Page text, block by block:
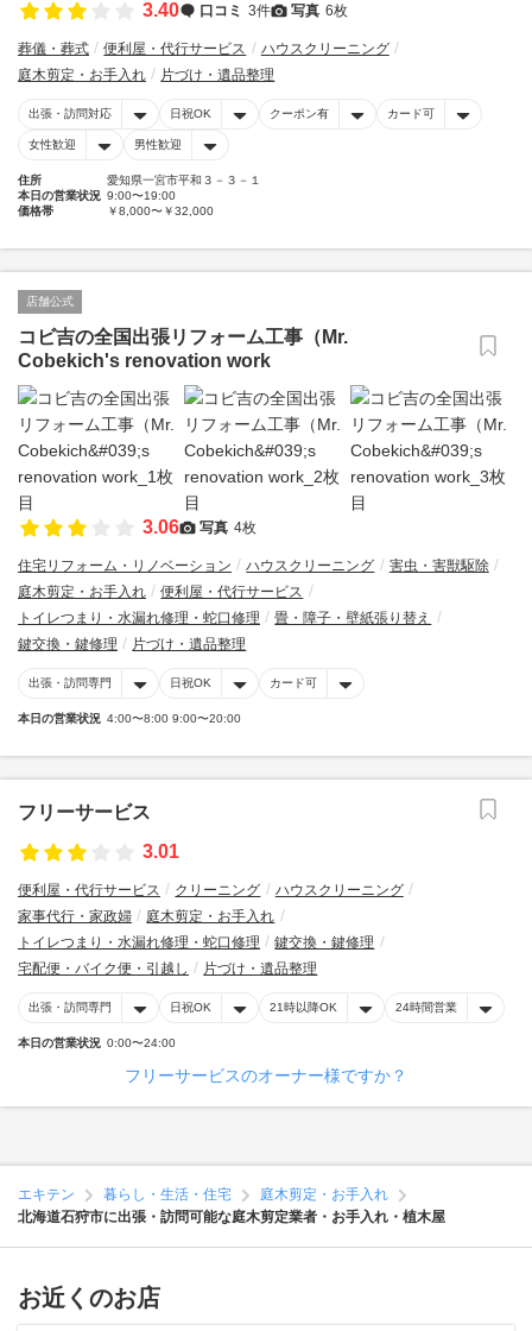
3.40 口コミ 3件 写真 6枚
葬儀・葬式 便利屋・代行サービス
ハウスクリーニング
庭木剪定・お手入れ
片づけ・遺品整理
出張・訪問対応 日祝OK クーポン有 カード可
女性歓迎 男性歓迎
住所
愛知県一宮市平和３－３－１
本日の営業状況 9:00〜19:00
価格帯
￥8,000〜￥32,000
店舗公式
コビ吉の全国出張リフォーム工事（Mr.
Cobekich's renovation work
3.06 写真 4枚
住宅リフォーム・リノベーション ハウスクリーニング
害虫・害獣駆除
庭木剪定・お手入れ
便利屋・代行サービス
トイレつまり・水漏れ修理・蛇口修理
畳・障子・壁紙張り替え
鍵交換・鍵修理
片づけ・遺品整理
出張・訪問専門 日祝OK カード可
本日の営業状況 4:00〜8:00 9:00〜20:00
フリーサービス
3.01
便利屋・代行サービス クリーニング
ハウスクリーニング
家事代行・家政婦
庭木剪定・お手入れ
トイレつまり・水漏れ修理・蛇口修理
鍵交換・鍵修理
宅配便・バイク便・引越し
片づけ・遺品整理
出張・訪問専門 日祝OK 21時以降OK 24時間営業
本日の営業状況 0:00〜24:00
フリーサービスのオーナー様ですか？
エキテン 暮らし・生活・住宅
庭木剪定・お手入れ
北海道石狩市に出張・訪問可能な庭木剪定業者・お手入れ・植木屋
お近くのお店